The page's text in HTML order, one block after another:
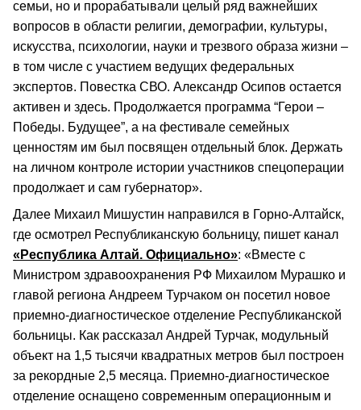
семьи, но и прорабатывали целый ряд важнейших
вопросов в области религии, демографии, культуры,
искусства, психологии, науки и трезвого образа жизни –
в том числе с участием ведущих федеральных
экспертов. Повестка СВО. Александр Осипов остается
активен и здесь. Продолжается программа “Герои –
Победы. Будущее”, а на фестивале семейных
ценностям им был посвящен отдельный блок. Держать
на личном контроле истории участников спецоперации
продолжает и сам губернатор».
Далее Михаил Мишустин направился в Горно-Алтайск,
где осмотрел Республиканскую больницу, пишет канал
«Республика Алтай. Официально»: «Вместе с
Министром здравоохранения РФ Михаилом Мурашко и
главой региона Андреем Турчаком он посетил новое
приемно-диагностическое отделение Республиканской
больницы. Как рассказал Андрей Турчак, модульный
объект на 1,5 тысячи квадратных метров был построен
за рекордные 2,5 месяца. Приемно-диагностическое
отделение оснащено современным операционным и